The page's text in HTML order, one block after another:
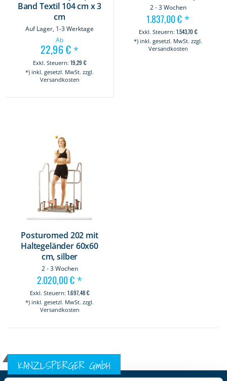
Band Textil 104 cm x 3
cm
Auf Lager, 1-3 Werktage
Ab
22,96 €*
19,29 €
*) inkl. gesetzl. MwSt. zzgl.
Versandkosten
2 - 3 Wochen
1.837,00 €*
1.543,70 €
*) inkl. gesetzl. MwSt. zzgl.
Versandkosten
Posturomed 202 mit
Haltegeländer 60x60
cm, silber
2 - 3 Wochen
2.020,00 €*
1.697,48 €
*) inkl. gesetzl. MwSt. zzgl.
Versandkosten
KANZLSPERGER GmbH